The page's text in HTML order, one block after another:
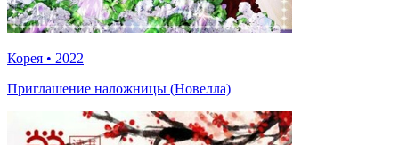
Корея • 2022
Приглашение наложницы (Новелла)